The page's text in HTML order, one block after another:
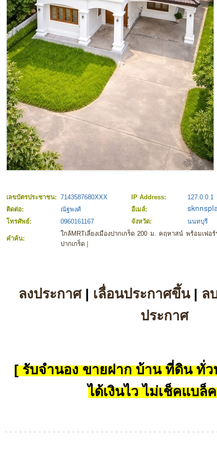
เลขบัตรประชาชน: 7143587680XXX IP Address:
127.0.0.1
ติดต่อ:
ณัฐพงศ์
อีเมล์:
โทรศัพย์:
0960161167 จังหวัด: นนทบุรี
คำค้น:
ใกล้MRTเลี่ยงเมืองปากเกร็ด 200 ม. คฤหาสน์ พร้อมเ
ปากเกร็ด
ลงประกาศ| เลื่อนประกาศขึ้น| ล
ประกาศ
[ รับจำนอง ขายฝาก บ้าน ที่ดิน ทั่ว
ได้เงินไว ไม่เช็คแบล็